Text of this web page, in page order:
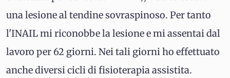
una lesione al tendine sovraspinoso. Per tanto
l'INAIL mi riconobbe la lesione e mi assentai dal
lavoro per 62 giorni. Nei tali giorni ho effettuato
anche diversi cicli di fisioterapia assistita.